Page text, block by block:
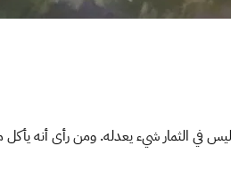
في الثمار شيء يعدله. ومن رأى أنه